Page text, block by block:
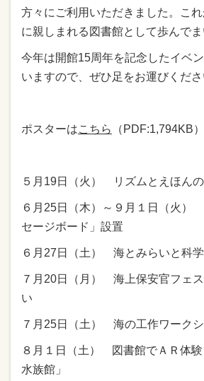
方々にご利用いただきました。こ
に親しまれる図書館として歩んでま
今年は開館15周年を記念したイベ
いますので、ぜひ足をお運びくださ
ポスターはこちら （PDF:1,794KB）
５月19日（火） リズムとえほん
６月25日（木）～９月１日（火）
セージボード」設置
６月27日（土） 海とみらいと科学
７月20日（月） 海上保安官フ
い
７月25日（土） 海の工作ワーク
８月１日（土） 図書館でＡＲ体
水族館」